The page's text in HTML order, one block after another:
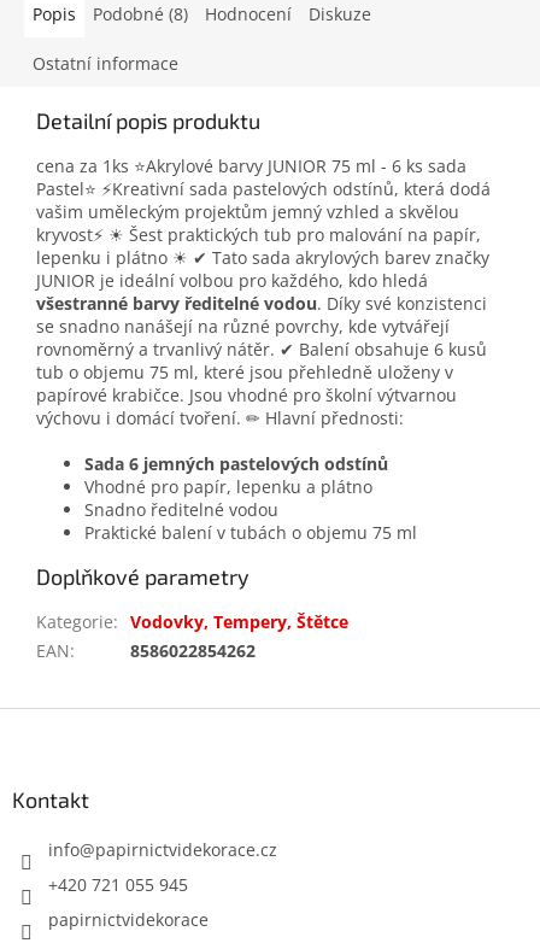
Popis Podobné (8) Hodnocení Diskuze
Ostatní informace
Detailní popis produktu
cena za 1ks ⭐Akrylové barvy JUNIOR 75 ml - 6 ks sada
Pastel⭐ ⚡Kreativní sada pastelových odstínů, která dodá
vašim uměleckým projektům jemný vzhled a skvělou
kryvost⚡ ☀ Šest praktických tub pro malování na papír,
lepenku i plátno ☀ ✔ Tato sada akrylových barev značky
JUNIOR je ideální volbou pro každého, kdo hledá
všestranné barvy ředitelné vodou. Díky své konzistenci
se snadno nanášejí na různé povrchy, kde vytvářejí
rovnoměrný a trvanlivý nátěr. ✔ Balení obsahuje 6 kusů
tub o objemu 75 ml, které jsou přehledně uloženy v
papírové krabičce. Jsou vhodné pro školní výtvarnou
výchovu i domácí tvoření. ✏ Hlavní přednosti:
Sada 6 jemných pastelových odstínů
Vhodné pro papír, lepenku a plátno
Snadno ředitelné vodou
Praktické balení v tubách o objemu 75 ml
Doplňkové parametry
Kategorie: Vodovky, Tempery, Štětce
EAN: 8586022854262
Kontakt
info@papirnictvidekorace.cz
+420 721 055 945
papirnictvidekorace